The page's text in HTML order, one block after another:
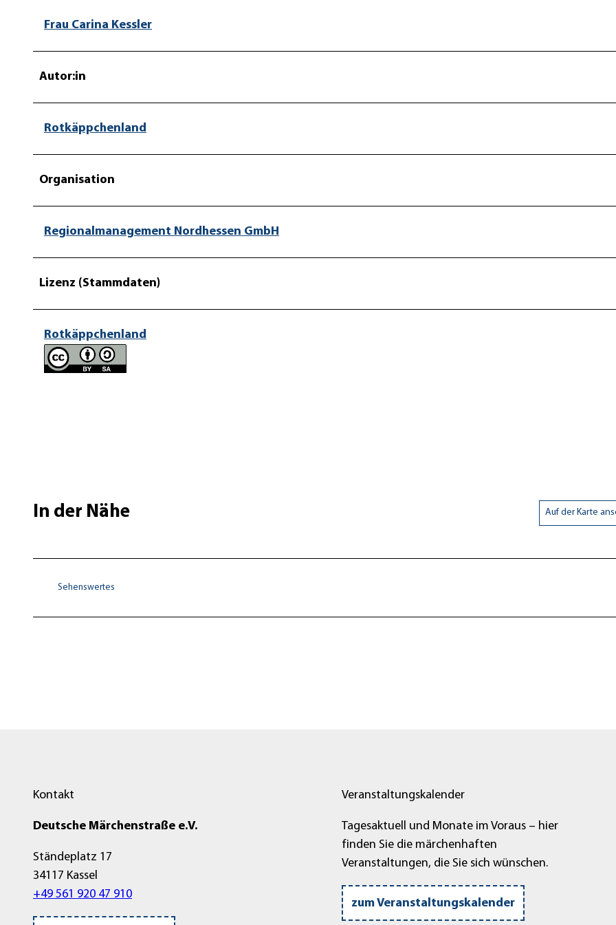
u
u
Frau Carina Kessler
Autor:in
Rotkäppchenland
Organisation
Regionalmanagement Nordhessen GmbH
Lizenz (Stammdaten)
Rotkäppchenland
In der Nähe Auf der Karte
Sehenswertes
Kontakt
Deutsche Märchenstraße e.V.
Ständeplatz 17
34117 Kassel
+49 561 920 47 910
Veranstaltungskalender
Tagesaktuell und Monate im Voraus – hier
finden Sie die märchenhaften
Veranstaltungen, die Sie sich wünschen.
zum Veranstaltungskalender